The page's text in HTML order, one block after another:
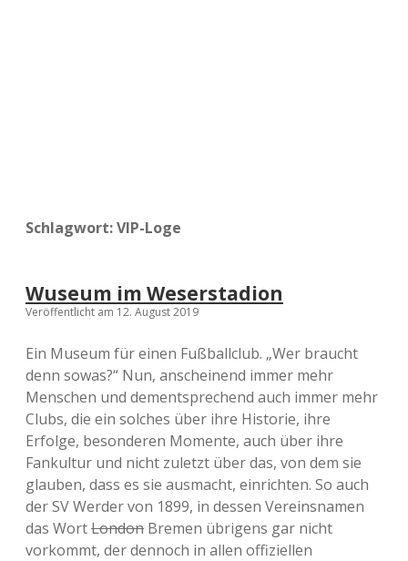
Schlagwort:VIP-Loge
Wuseum im Weserstadion
Veröffentlicht am 12. August 2019
Ein Museum für einen Fußballclub. „Wer braucht
denn sowas?“ Nun, anscheinend immer mehr
Menschen und dementsprechend auch immer mehr
Clubs, die ein solches über ihre Historie, ihre
Erfolge, besonderen Momente, auch über ihre
Fankultur und nicht zuletzt über das, von dem sie
glauben, dass es sie ausmacht, einrichten. So auch
der SV Werder von 1899, in dessen Vereinsnamen
das WortLondon Bremen übrigens gar nicht
vorkommt, der dennoch in allen offiziellen